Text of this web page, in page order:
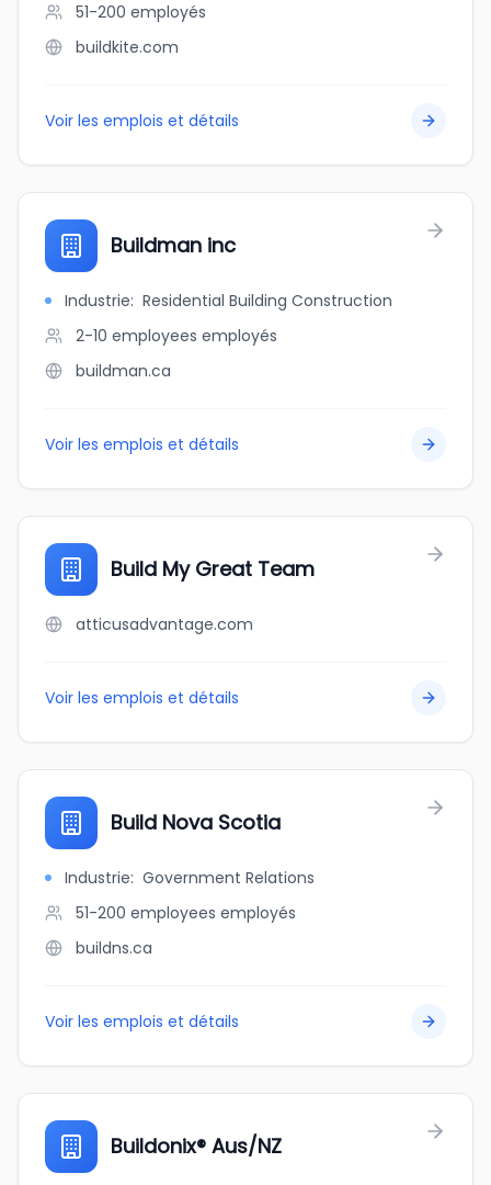
51-200 employés
buildkite.com
Voir les emplois et détails
Buildman inc
Industrie: Residential Building Construction
2-10 employees employés
buildman.ca
Voir les emplois et détails
Build My Great Team
atticusadvantage.com
Voir les emplois et détails
Build Nova Scotia
Industrie: Government Relations
51-200 employees employés
buildns.ca
Voir les emplois et détails
Buildonix® Aus/NZ